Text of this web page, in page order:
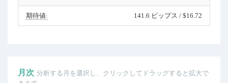
期待値: 141.6 ピップス / $16.72
月次 分析する月を選択し、クリックしてドラッグすると拡大で